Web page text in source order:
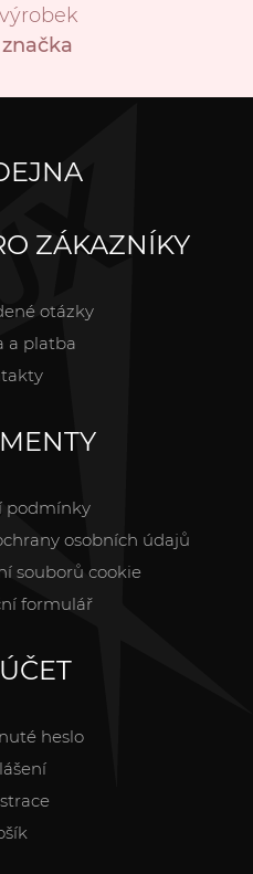
ZÁKAZNÍKY
otázky
a platba
podmínky
osobních údajů
souborů cookie
formulář
heslo